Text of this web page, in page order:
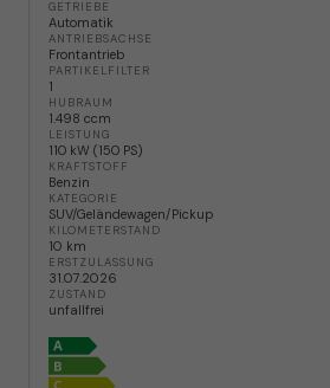
GETRIEBE
Automatik
ANTRIEBSACHSE
Frontantrieb
PARTIKELFILTER
1
HUBRAUM
1.498 ccm
LEISTUNG
110 kW (150 PS)
KRAFTSTOFF
Benzin
KATEGORIE
SUV/Geländewagen/Pickup
KILOMETERSTAND
10 km
ERSTZULASSUNG
31.07.2026
ZUSTAND
unfallfrei